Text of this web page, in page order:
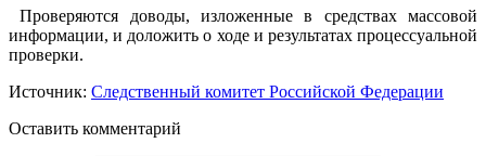
Проверяются доводы, изложенные в средствах массовой
информации, и доложить о ходе и результатах процессуальной
проверки.
Источник: Следственный комитет Российской Федерации
Оставить комментарий